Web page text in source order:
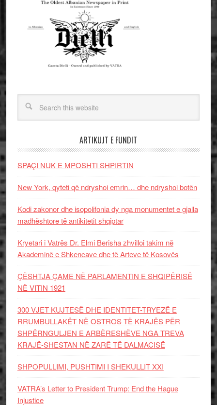
ARTIKUJT E FUNDIT
SPAÇI NUK E MPOSHTI SHPIRTIN
New York, qyteti që ndryshoi emrin… dhe ndryshoi botën
Kodi zakonor dhe isopolifonia dy nga monumentet e gjalla
madhështore të antikitetit shqiptar
Kryetari i Vatrës Dr. Elmi Berisha zhvilloi takim në
Akademinë e Shkencave dhe të Arteve të Kosovës
ÇËSHTJA ÇAME NË PARLAMENTIN E SHQIPËRISË
NË VITIN 1921
300 VJET KUJTESË DHE IDENTITET-TRYEZË E
RRUMBULLAKËT NË OSTROS TË KRAJËS PËR
SHPËRNGULJEN E ARBËRESHËVE NGA TREVA
KRAJË-SHESTAN NË ZARË TË DALMACISË
SHPOPULLIMI, PUSHTIMI I SHEKULLIT XXI
VATRA’s Letter to President Trump: End the Hague
Injustice